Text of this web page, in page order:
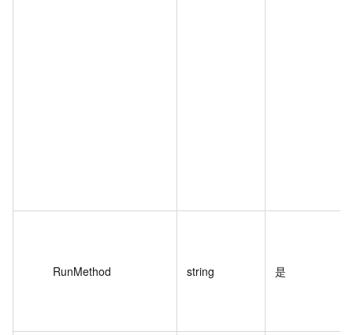
RunMethod string 是